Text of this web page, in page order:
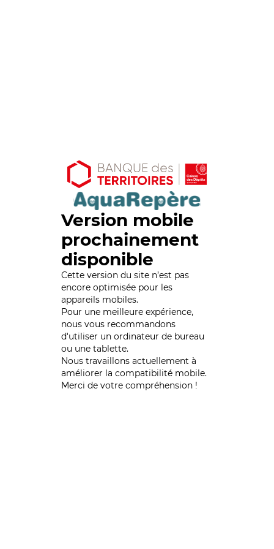
Version mobile
prochainement
disponible
Cette version du site n’est pas
encore optimisée pour les
appareils mobiles.
Pour une meilleure expérience,
nous vous recommandons
d'utiliser un ordinateur de bureau
ou une tablette.
Nous travaillons actuellement à
améliorer la compatibilité mobile.
Merci de votre compréhension !